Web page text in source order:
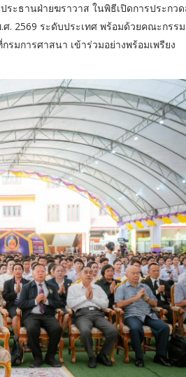
ะธานฝ่ายฆราวาส ในพิธีเปิดการประกว
2569 ระดับประเทศ พร้อมด้วยคณะกรรม
มการศาสนา เข้าร่วมอย่างพร้อมเพรียง